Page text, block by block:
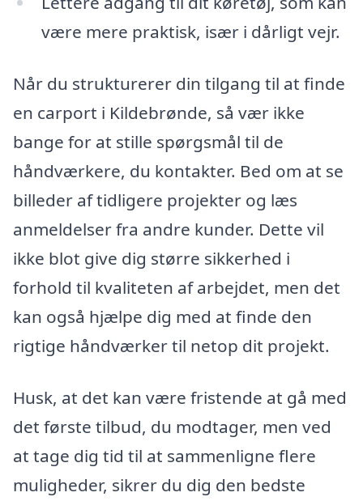
være mere praktisk, især i dårligt vejr.
Når du strukturerer din tilgang til at finde
en carport i Kildebrønde, så vær ikke
bange for at stille spørgsmål til de
håndværkere, du kontakter. Bed om at se
billeder af tidligere projekter og læs
anmeldelser fra andre kunder. Dette vil
ikke blot give dig større sikkerhed i
forhold til kvaliteten af arbejdet, men det
kan også hjælpe dig med at finde den
rigtige håndværker til netop dit projekt.
Husk, at det kan være fristende at gå med
det første tilbud, du modtager, men ved
at tage dig tid til at sammenligne flere
muligheder, sikrer du dig den bedste